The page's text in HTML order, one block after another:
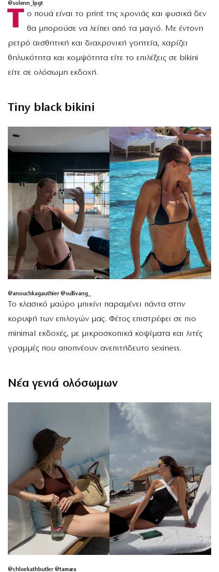
@solenn_lpgt
Τ ο πουά είναι το print της χρονιάς και φυσικά δεν
θα μπορούσε να λείπει από τα μαγιό. Με έντονη
ρετρό αισθητική και διαχρονική γοητεία, χαρίζει
θηλυκότητα και κομψότητα είτε το επιλέξεις σε bikini
είτε σε ολόσωμη εκδοχή.
Tiny black bikini
@anouchkagauthier @sullivang_
Το κλασικό μαύρο μπικίνι παραμένει πάντα στην
κορυφή των επιλογών μας. Φέτος επιστρέφει σε πιο
minimal εκδοχές, με μικροσκοπικά κοψίματα και λιτές
γραμμές που αποπνέουν ανεπιτήδευτο sexiness.
Νέα γενιά ολόσωμων
@chloekathbutler @tamara